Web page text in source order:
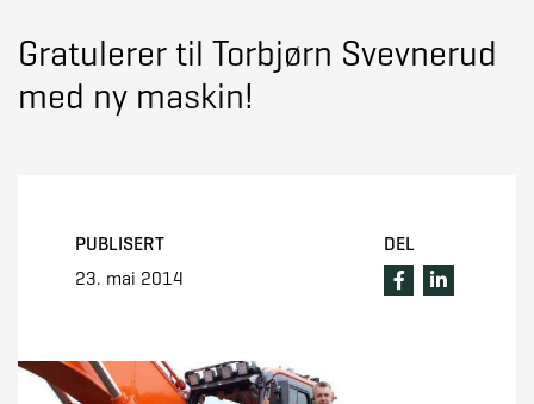
Gratulerer til Torbjørn Svevnerud
med ny maskin!
PUBLISERT
23. mai 2014
DEL